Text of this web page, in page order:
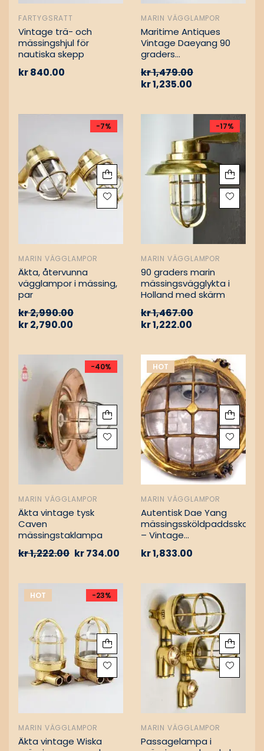
FARTYGSRATT
Vintage trä- och
mässingshjul för
nautiska skepp
kr840.00
MARIN VÄGGLAMPOR
Maritime Antiques
Vintage Daeyang 90
graders
kr1,479.00
kr1,235.00
-7%
MARIN VÄGGLAMPOR
Äkta, återvunna
vägglampor i mässing,
par
kr2,990.00
kr2,790.00
-17%
MARIN VÄGGLAMPOR
90 graders marin
mässingsvägglykta i
Holland med skärm
kr1,467.00
kr1,222.00
-40%
MARIN VÄGGLAMPOR
Äkta vintage tysk
Caven
mässingstaklampa
kr1,222.00 kr734.00
HOT
MARIN VÄGGLAMPOR
Autentisk Dae Yang
– Vintage
kr1,833.00
HOT -23%
MARIN VÄGGLAMPOR
Äkta vintage Wiska
MARIN VÄGGLAMPOR
Passagelampa i